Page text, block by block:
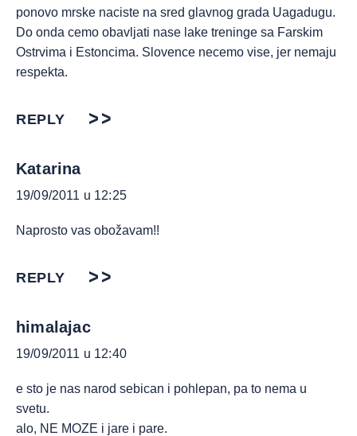
ponovo mrske naciste na sred glavnog grada Uagadugu.
Do onda cemo obavljati nase lake treninge sa Farskim
Ostrvima i Estoncima. Slovence necemo vise, jer nemaju
respekta.
REPLY
Katarina
19/09/2011 u 12:25
Naprosto vas obožavam!!
REPLY
himalajac
19/09/2011 u 12:40
e sto je nas narod sebican i pohlepan, pa to nema u
svetu.
alo, NE MOZE i jare i pare.